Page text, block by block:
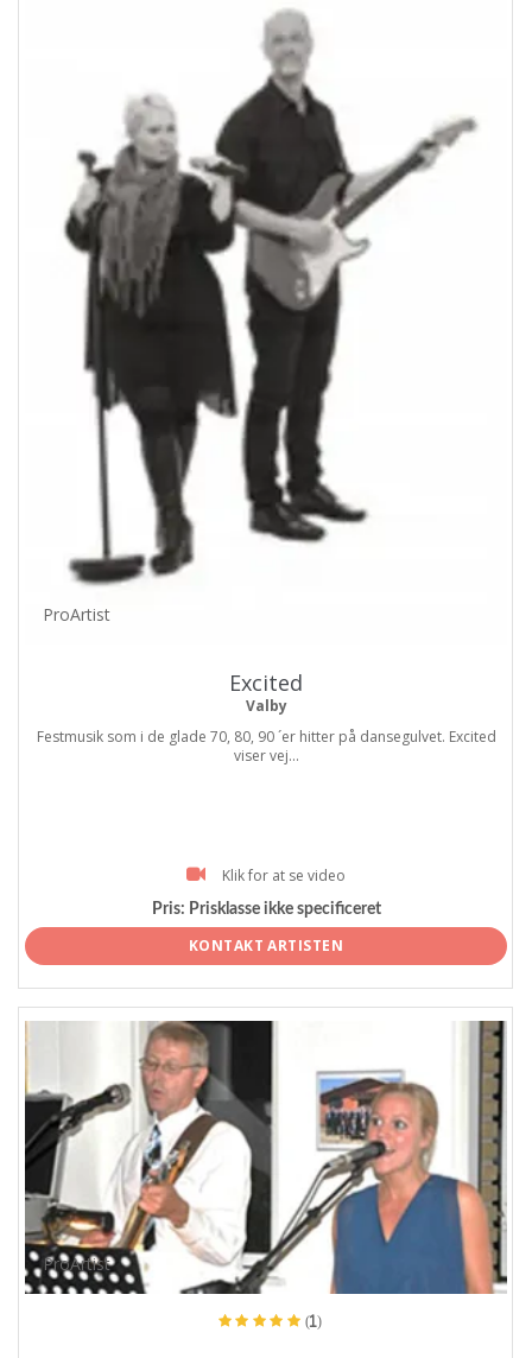
ProArtist
Excited
Valby
Festmusik som i de glade 70, 80, 90 ´er hitter på dansegulvet. Excited
viser vej...
Klik for at se video
Pris: Prisklasse ikke specificeret
KONTAKT ARTISTEN
ProArtist
(1)